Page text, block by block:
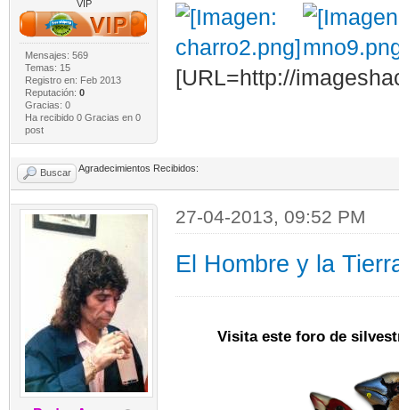
VIP
Mensajes: 569
Temas: 15
Registro en: Feb 2013
Reputación: 0
Gracias: 0
Ha recibido 0 Gracias en 0
post
[URL=http://
Buscar Agradecimientos Recibidos:
27-04-2013, 09:52 PM
El Hombre y la
Visita este foro de